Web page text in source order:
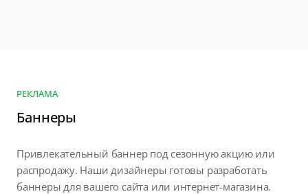
РЕКЛАМА
Баннеры
Привлекательный баннер под сезонную акцию или
распродажу. Наши дизайнеры готовы разработать
баннеры для вашего сайта или интернет-магазина.